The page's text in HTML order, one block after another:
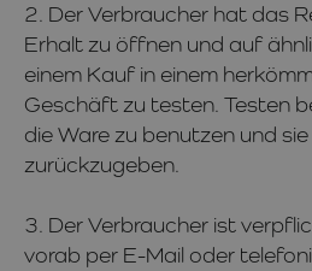
2. Der Verbraucher hat das
Erhalt zu öffnen und auf
einem Kauf in einem
Geschäft zu testen. Testen
die Ware zu benutzen und
zurückzugeben.
3. Der Verbraucher ist
vorab per E-Mail oder